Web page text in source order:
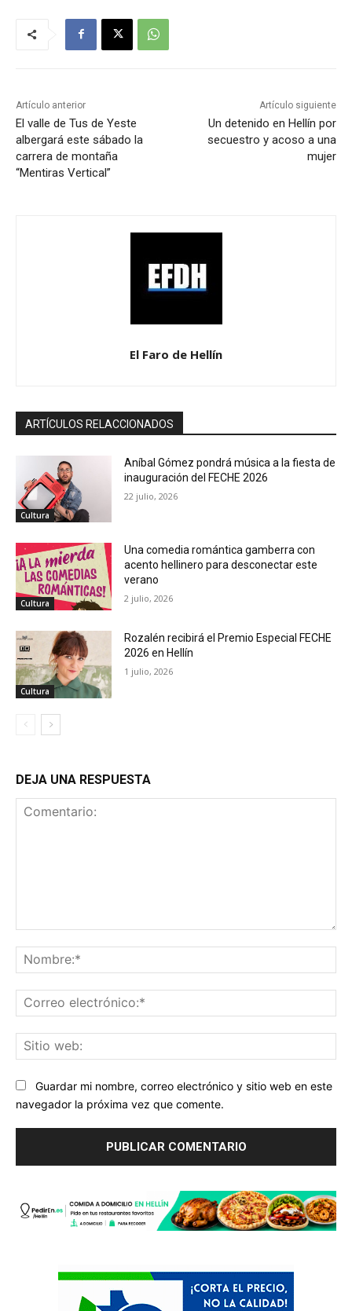
Artículo anterior
El valle de Tus de Yeste
albergará este sábado la
carrera de montaña
“Mentiras Vertical”
Artículo siguiente
Un detenido en Hellín por
secuestro y acoso a una
mujer
El Faro de Hellín
ARTÍCULOS RELACCIONADOS
Cultura
Aníbal Gómez pondrá música a la fiesta de
inauguración del FECHE 2026
22 julio, 2026
Cultura
Una comedia romántica gamberra con
acento hellinero para desconectar este
verano
2 julio, 2026
Cultura
Rozalén recibirá el Premio Especial FECHE
2026 en Hellín
1 julio, 2026
DEJA UNA RESPUESTA
Guardar mi nombre, correo electrónico y sitio web en este
navegador la próxima vez que comente.